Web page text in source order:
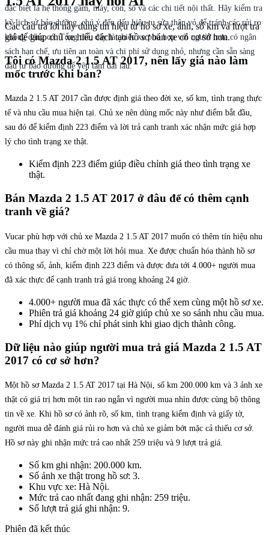
đặc biệt là hệ thống gầm, máy, côn, số và các chi tiết nội thất. Hãy kiểm tra
kỹ lịch sử bảo dưỡng, chú ý đến dấu hiệu tu sửa thân vỏ để tránh các rủi ro
không đáng có. Tổng thể, đây là chiếc xe phù hợp với người mua có ngân
sách hạn chế, ưu tiên an toàn và chi phí sử dụng nhỏ, nhưng cần sẵn sàng
đầu tư bảo dưỡng để yên tâm dài lâu.
Các câu trả lời này dùng tín hiệu từ hồ sơ xe, ảnh, số km và lượt trả
giá để giúp chủ xe hiểu cách tạo hồ sơ bán xe có cơ sở hơn.
Tôi có Mazda 2 1.5 AT 2017, nên lấy giá nào làm
mốc trước khi bán?
Mazda 2 1.5 AT 2017 cần được định giá theo đời xe, số km, tình trạng thực
tế và nhu cầu mua hiện tại. Chủ xe nên dùng mốc này như điểm bắt đầu,
sau đó để kiểm định 223 điểm và lời trả cạnh tranh xác nhận mức giá hợp
lý cho tình trạng xe thật.
Kiểm định 223 điểm giúp điều chỉnh giá theo tình trạng xe
thật.
Bán Mazda 2 1.5 AT 2017 ở đâu để có thêm cạnh
tranh về giá?
Vucar phù hợp với chủ xe Mazda 2 1.5 AT 2017 muốn có thêm tín hiệu nhu
cầu mua thay vì chỉ chờ một lời hỏi mua. Xe được chuẩn hóa thành hồ sơ
có thông số, ảnh, kiểm định 223 điểm và được đưa tới 4.000+ người mua
đã xác thực để cạnh tranh trả giá trong khoảng 24 giờ.
4.000+ người mua đã xác thực có thể xem cùng một hồ sơ xe.
Phiên trả giá khoảng 24 giờ giúp chủ xe so sánh nhu cầu mua.
Phí dịch vụ 1% chỉ phát sinh khi giao dịch thành công.
Dữ liệu nào giúp người mua trả giá Mazda 2 1.5 AT
2017 có cơ sở hơn?
Một hồ sơ Mazda 2 1.5 AT 2017 tại Hà Nội, số km 200.000 km và 3 ảnh xe
thật có giá trị hơn một tin rao ngắn vì người mua nhìn được cùng bộ thông
tin về xe. Khi hồ sơ có ảnh rõ, số km, tình trạng kiểm định và giấy tờ,
người mua dễ đánh giá rủi ro hơn và chủ xe giảm bớt mặc cả thiếu cơ sở.
Hồ sơ này ghi nhận mức trả cao nhất 259 triệu và 9 lượt trả giá.
Số km ghi nhận: 200.000 km.
Số ảnh xe thật trong hồ sơ: 3.
Khu vực xe: Hà Nội.
Mức trả cao nhất đang ghi nhận: 259 triệu.
Số lượt trả giá ghi nhận: 9.
Phiên đã kết thúc